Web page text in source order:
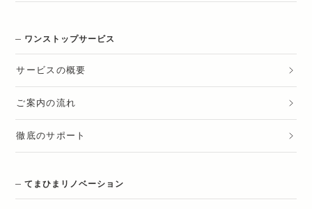
ワンストップサービス
サービスの概要
ご案内の流れ
徹底のサポート
てまひまリノベーション